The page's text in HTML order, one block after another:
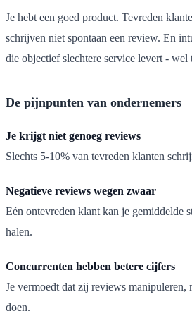
Je hebt een goed product. Tevreden
schrijven niet spontaan een review. En
die objectief slechtere service levert -
De pijnpunten van ondernemers
Je krijgt niet genoeg reviews
Slechts 5-10% van tevreden klanten
Negatieve reviews wegen zwaar
Eén ontevreden klant kan je gemiddelde
halen.
Concurrenten hebben betere cijfers
Je vermoedt dat zij reviews manipuleren,
doen.